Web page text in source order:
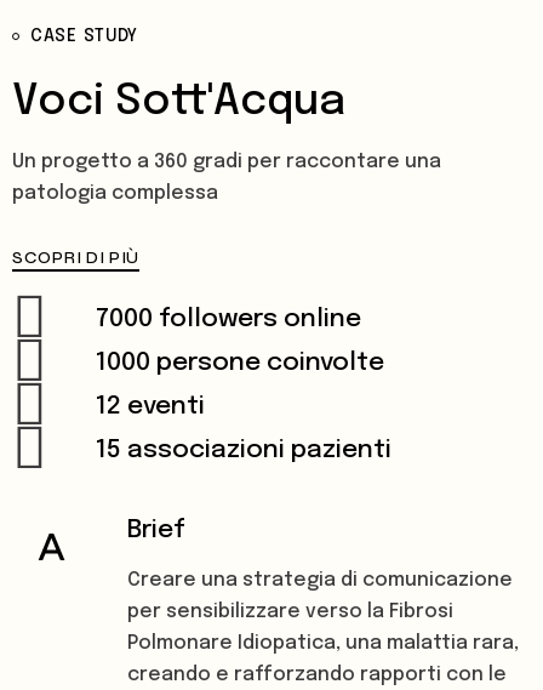
CASE STUDY
Voci Sott'Acqua
Un progetto a 360 gradi per raccontare una
patologia complessa
SCOPRI DI PIÙ
7000 followers online
1000 persone coinvolte
12 eventi
15 associazioni pazienti
Brief
Creare una strategia di comunicazione
per sensibilizzare verso la Fibrosi
Polmonare Idiopatica, una malattia rara,
creando e rafforzando rapporti con le